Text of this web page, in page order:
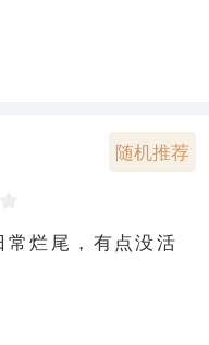
随机推荐
烂尾，有点没活